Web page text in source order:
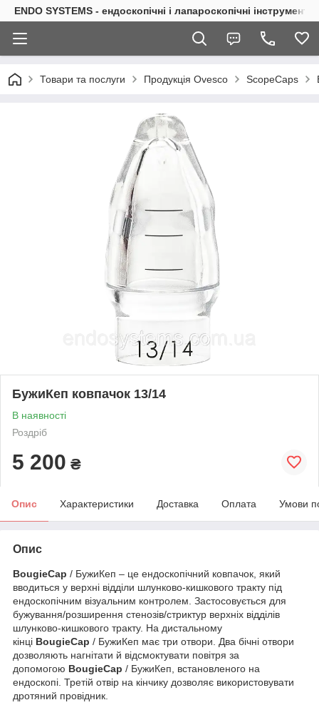
ENDO SYSTEMS - ендоскопічні і лапароскопічні інструменти
Товари та послуги Продукція Ovesco ScopeCaps
БужиКеп ковпачок 13/14
В наявності
Роздріб
5 200 ₴
Опис Характеристики Доставка Оплата Умови
Опис
BougieCap / БужиКеп – це ендоскопічний ковпачок, який
вводиться у верхні відділи шлунково-кишкового тракту під
ендоскопічним візуальним контролем. Застосовується для
бужування/розширення стенозів/стриктур верхніх відділів
шлунково-кишкового тракту. На дистальному
кінці BougieCap / БужиКеп має три отвори. Два бічні отвори
дозволяють нагнітати й відсмоктувати повітря за
допомогою BougieCap / БужиКеп, встановленого на
ендоскопі. Третій отвір на кінчику дозволяє використовувати
дротяний провідник.